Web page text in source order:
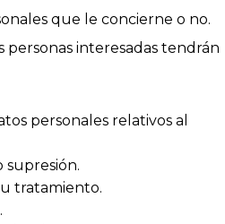
que le concierne o no.
personas interesadas tendrán
personales relativos al
supresión.
tratamiento.